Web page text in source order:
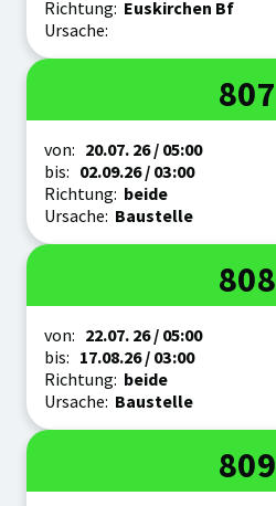
Richtung: Euskirchen Bf
Ursache:
Linie
807
Zeitraum
von: 20.07. 26/ 05:00
bis: 02.09.26/ 03:00
Richtung: beide
Ursache: Baustelle
Linie
808
Zeitraum
von: 22.07. 26/ 05:00
bis: 17.08.26/ 03:00
Richtung: beide
Ursache: Baustelle
Linie
809